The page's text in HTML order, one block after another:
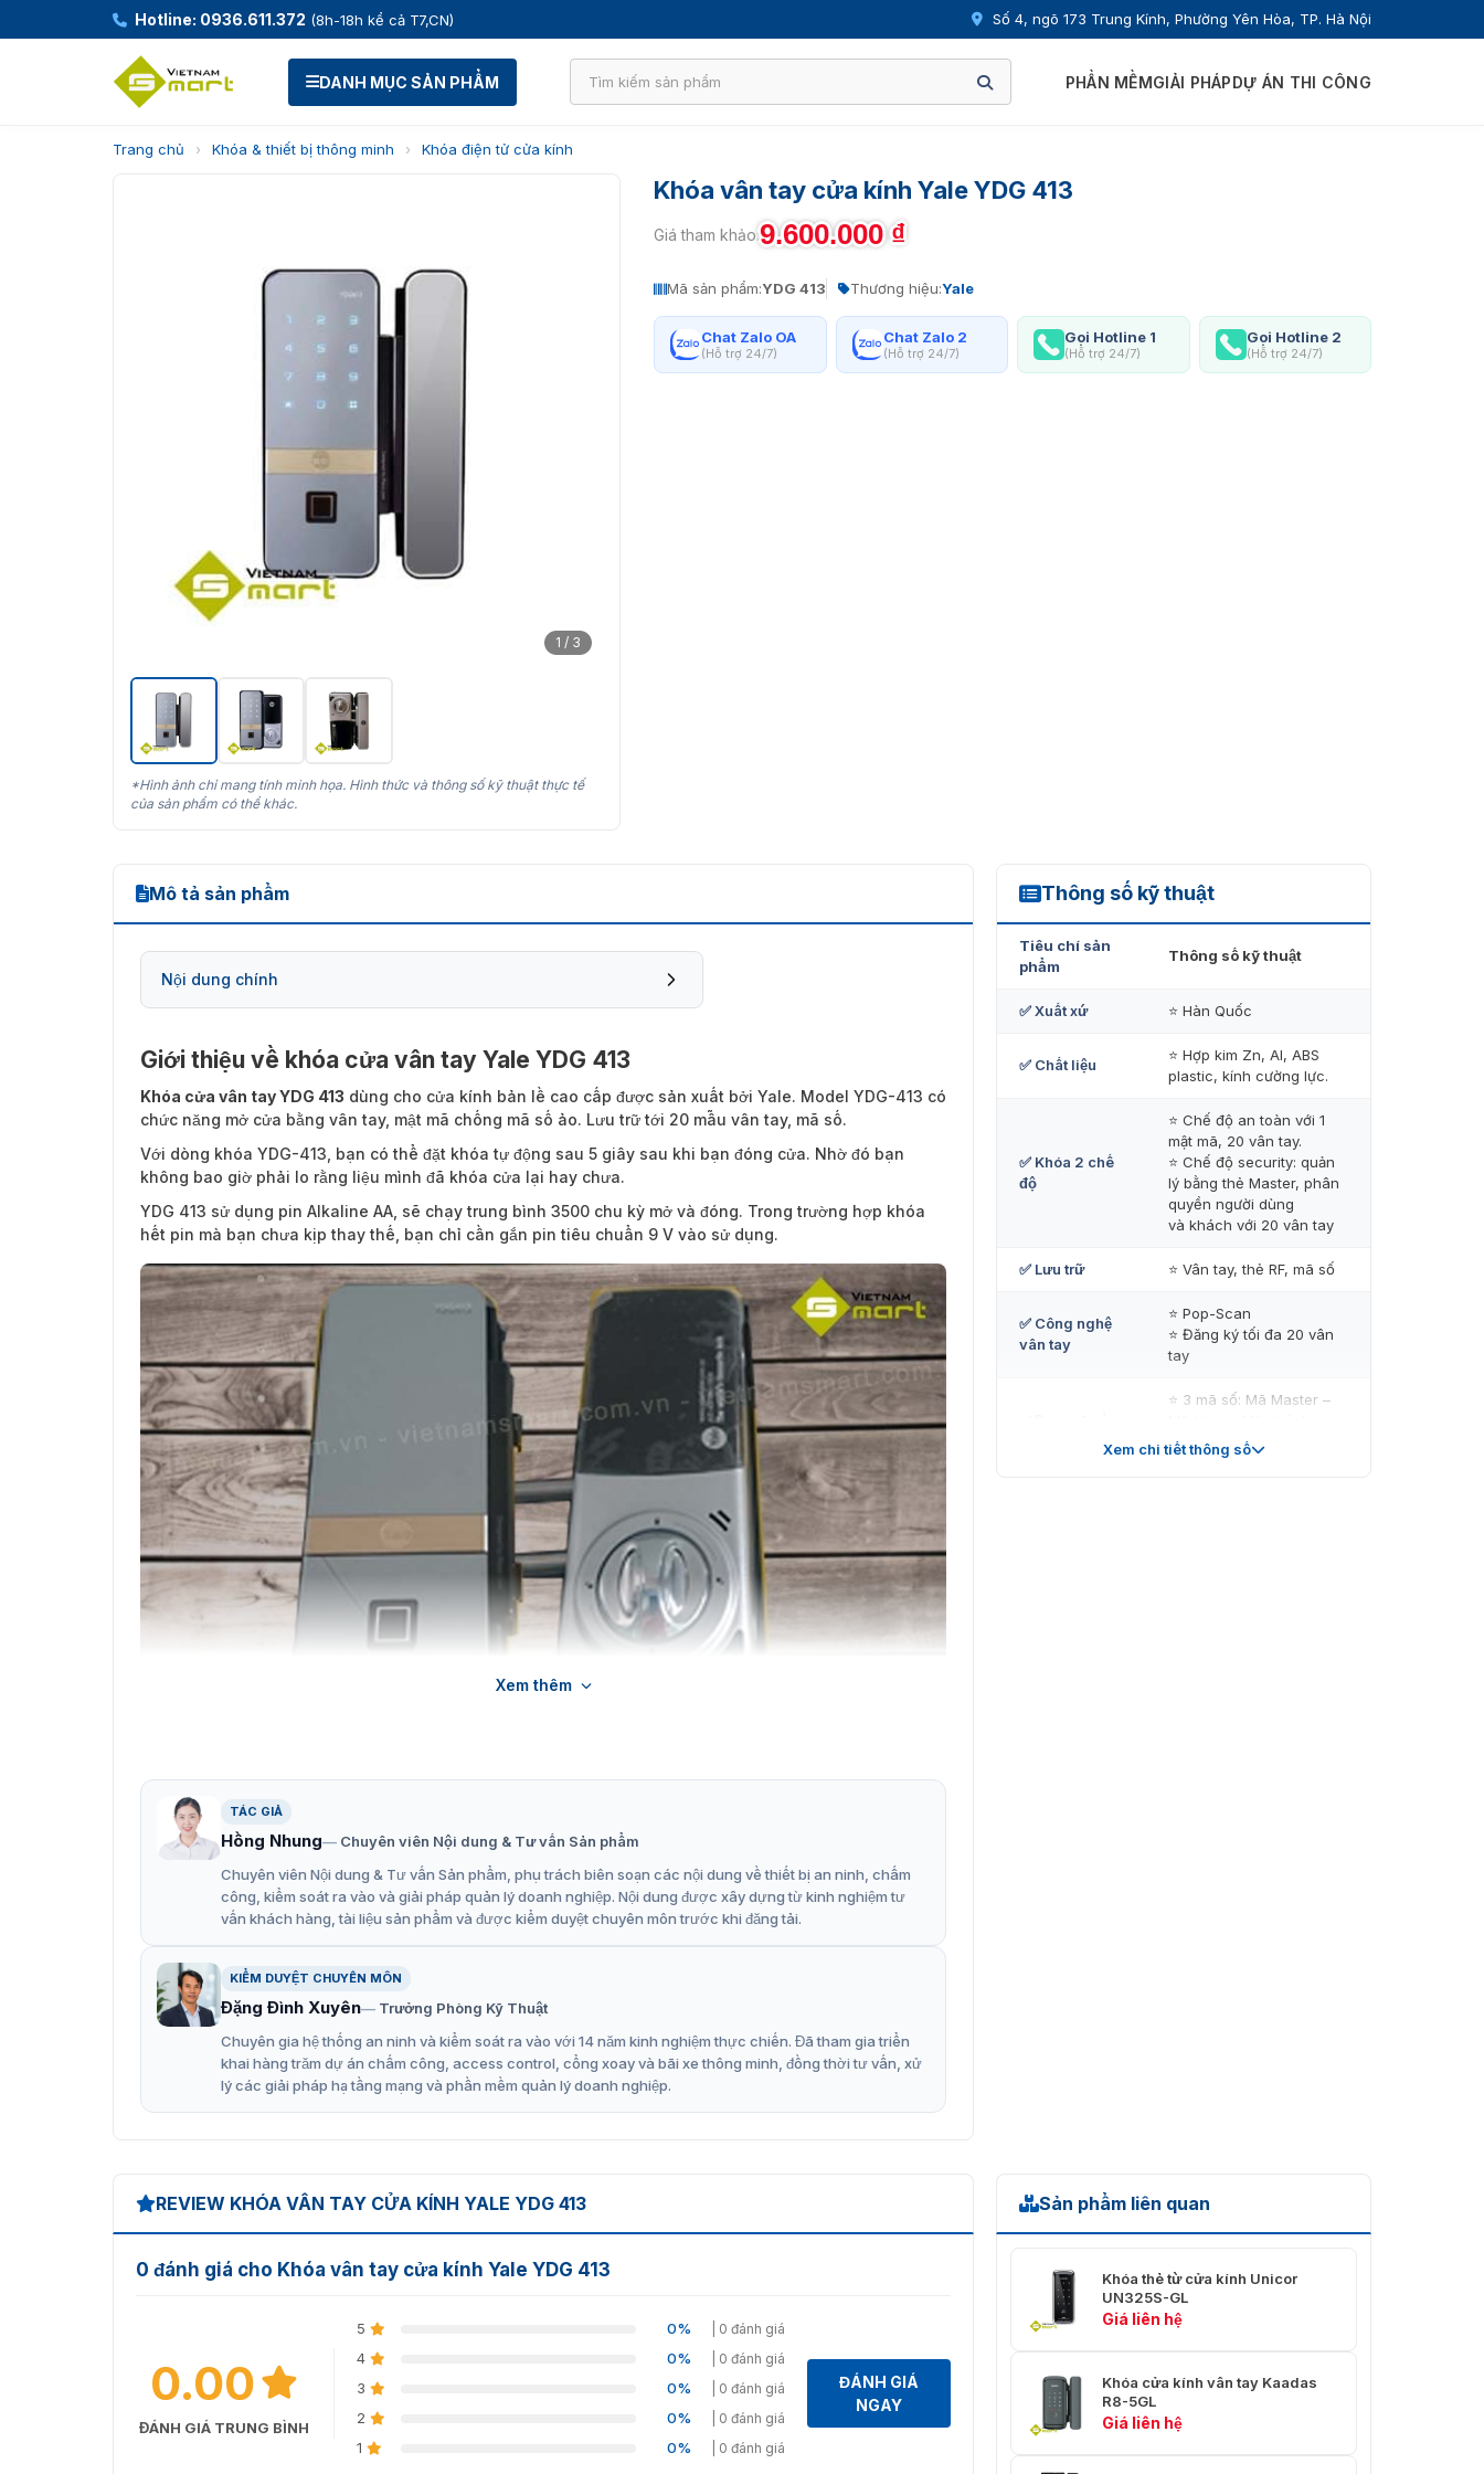
Hotline: 0936.611.372 (8h-18h kể cả T7,CN) Số 4, ngõ 173 Trung Kính, Phường Yên Hòa, TP. Hà Nội
DANH MỤC SẢN PHẨM PHẦN MỀMGIẢI PHÁPDỰ ÁN THI CÔNG
Trang chủ › Khóa & thiết bị thông minh › Khóa điện tử cửa kính
1 / 3
*Hình ảnh chỉ mang tính minh họa. Hình thức và thông số kỹ thuật thực tế
của sản phẩm có thể khác.
Khóa vân tay cửa kính Yale YDG 413
Giá tham khảo:9.600.000₫
Mã sản phẩm:YDG 413 Thương hiệu:Yale
Chat Zalo OA
(Hỗ trợ 24/7)
Chat Zalo 2
(Hỗ trợ 24/7)
Gọi Hotline 1
(Hỗ trợ 24/7)
Gọi Hotline 2
(Hỗ trợ 24/7)
Mô tả sản phẩm
Nội dung chính
Những thông tin bạn cần biết về thiết khóa vân tay YDG-413
Giới thiệu về khóa cửa vân tay Yale YDG 413
Khóa cửa vân tay YDG 413 dùng cho cửa kính bản lề cao cấp được sản xuất bởi Yale. Model YDG-413 có
chức năng mở cửa bằng vân tay, mật mã chống mã số ảo. Lưu trữ tới 20 mẫu vân tay, mã số.
Với dòng khóa YDG-413, bạn có thể đặt khóa tự động sau 5 giây sau khi bạn đóng cửa. Nhờ đó bạn
không bao giờ phải lo rằng liệu mình đã khóa cửa lại hay chưa.
YDG 413 sử dụng pin Alkaline AA, sẽ chạy trung bình 3500 chu kỳ mở và đóng. Trong trường hợp khóa
hết pin mà bạn chưa kịp thay thế, bạn chỉ cần gắn pin tiêu chuẩn 9 V vào sử dụng.
Hình ảnh thực tế của khóa cửa kính vân tay YDG413
Chúng tôi giới thiệu đến khách hàng một vài hình ảnh thực tế để tham khảo và cái nhìn trực quan hơn về
sản phẩm. Đây là các dự án màVietnamSmartđã thực hiện với dòng khóa YDG-413.
Là dòng khóa chuyên dùng cho cửa kính nên thường được sử dụng cho công ty, văn phòng, trung tâm,…
Xem thêm
TÁC GIẢ
Hồng Nhung
Chuyên viên Nội dung & Tư vấn Sản phẩm
Chuyên viên Nội dung & Tư vấn Sản phẩm, phụ trách biên soạn các nội dung về thiết bị an ninh, chấm
công, kiểm soát ra vào và giải pháp quản lý doanh nghiệp. Nội dung được xây dựng từ kinh nghiệm tư
vấn khách hàng, tài liệu sản phẩm và được kiểm duyệt chuyên môn trước khi đăng tải.
KIỂM DUYỆT CHUYÊN MÔN
Đặng Đình Xuyên
Trưởng Phòng Kỹ Thuật
Chuyên gia hệ thống an ninh và kiểm soát ra vào với 14 năm kinh nghiệm thực chiến. Đã tham gia triển
khai hàng trăm dự án chấm công, access control, cổng xoay và bãi xe thông minh, đồng thời tư vấn, xử
lý các giải pháp hạ tầng mạng và phần mềm quản lý doanh nghiệp.
Thông số kỹ thuật
YDG 413
Tiêu chí sản
phẩm
Thông số kỹ thuật
✅ Xuất xứ ⭐ Hàn Quốc
✅ Chất liệu
⭐ Hợp kim Zn, Al, ABS
plastic, kính cường lực.
✅ Khóa 2 chế
độ
⭐ Chế độ an toàn với 1
mật mã, 20 vân tay.
⭐ Chế độ security: quản
lý bằng thẻ Master, phân
quyền người dùng
và khách với 20 vân tay
✅ Lưu trữ ⭐ Vân tay, thẻ RF, mã số
✅ Công nghệ
vân tay
⭐ Pop-Scan
⭐ Đăng ký tối đa 20 vân
tay
⭐ 3 mã số: Mã Master –
⭐ Mã số ảo
Xem chi tiết thông số
REVIEW KHÓA VÂN TAY CỬA KÍNH YALE YDG 413
0 đánh giá cho Khóa vân tay cửa kính Yale YDG 413
0.00
ĐÁNH GIÁ TRUNG BÌNH
5 0% | 0 đánh giá
4 0% | 0 đánh giá
3 0% | 0 đánh giá
2 0% | 0 đánh giá
1 0% | 0 đánh giá
ĐÁNH GIÁ
NGAY
Sản phẩm liên quan
Khóa thẻ từ cửa kính Unicor
UN325S-GL
Giá liên hệ
Khóa cửa kính vân tay Kaadas
R8-5GL
Giá liên hệ